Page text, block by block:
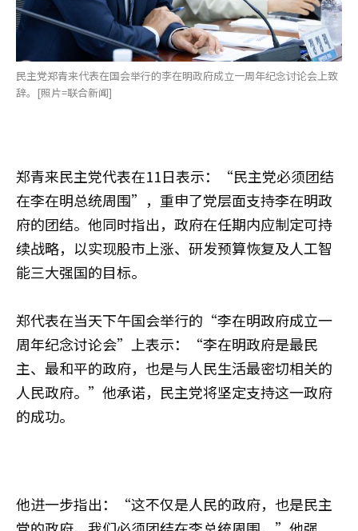
民主党郑青来代表在国会举行的李在明政府成立一周年纪念讨论会上致
辞。[照片=联合新闻]
郑青来民主党代表在11日表示：“民主党必须团结
在李在明总统周围”，重申了党层面支持李在明政
府的团结。他同时指出，政府在任期内应制定可持
续战略，以实现股市上涨、研发预算恢复及人工智
能三大强国的目标。
郑代表在当天下午国会举行的“李在明政府成立一
周年纪念讨论会”上表示：“李在明政府是最民
主、最和平的政府，也是与人民生活最密切相关的
人民政府。”他承诺，民主党将坚定支持这一政府
的成功。
他进一步指出：“这不仅是人民的政府，也是民主